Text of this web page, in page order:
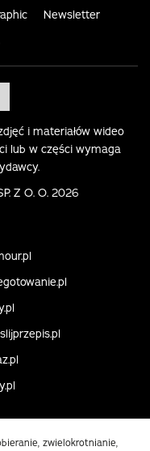
Newsletter
i materiałów wideo
lub w części wymaga
Z O. O. 2026
zwielokrotnianie,